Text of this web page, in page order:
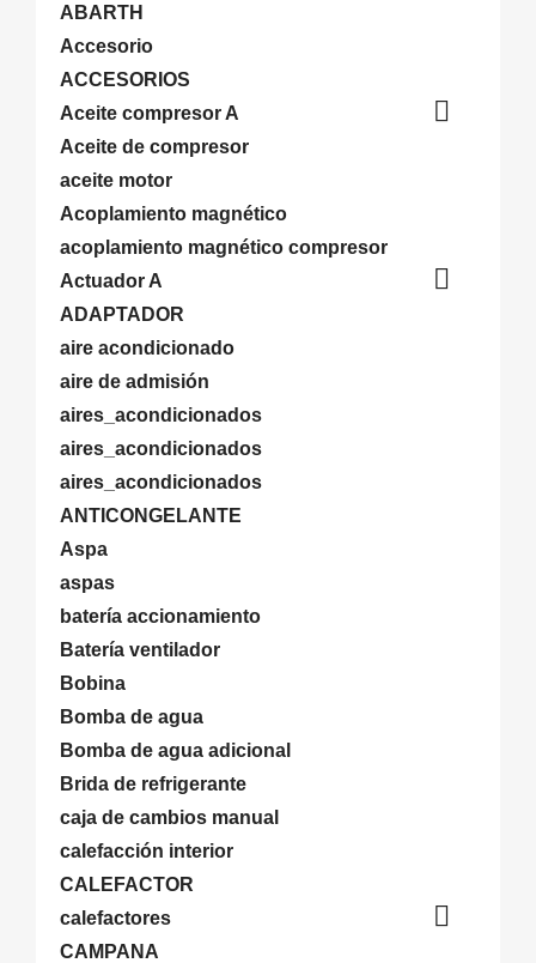
ABARTH
Accesorio
ACCESORIOS
Aceite compresor A

Aceite de compresor
aceite motor
Acoplamiento magnético
acoplamiento magnético compresor
Actuador A

ADAPTADOR
aire acondicionado
aire de admisión
aires_acondicionados
aires_acondicionados
aires_acondicionados
ANTICONGELANTE
Aspa
aspas
batería accionamiento
Batería ventilador
Bobina
Bomba de agua
Bomba de agua adicional
Brida de refrigerante
caja de cambios manual
calefacción interior
CALEFACTOR
calefactores

CAMPANA